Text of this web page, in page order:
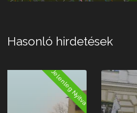
Hasonló hirdetések